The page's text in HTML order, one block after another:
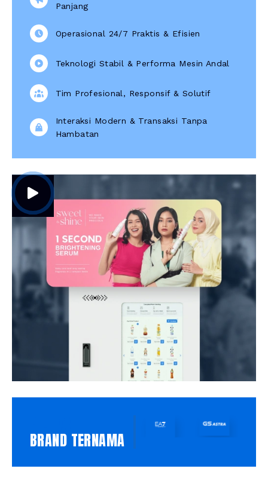
Panjang
Operasional 24/7 Praktis & Efisien
Teknologi Stabil & Performa Mesin Andal
Tim Profesional, Responsif & Solutif
Interaksi Modern & Transaksi Tanpa
Hambatan
BRAND TERNAMA